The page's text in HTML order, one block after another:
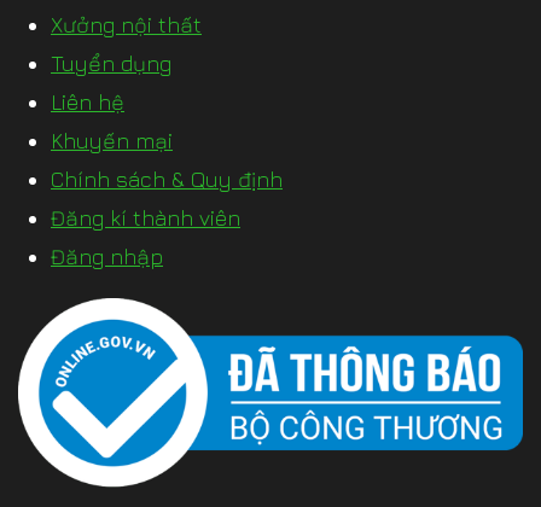
Xưởng nội thất
Tuyển dụng
Liên hệ
Khuyến mại
Chính sách & Quy định
Đăng kí thành viên
Đăng nhập